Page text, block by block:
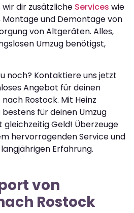
dir zusätzliche Services wie
und Demontage von
von Altgeräten. Alles,
Umzug benötigst,
noch? Kontaktiere uns jetzt
Angebot für deinen
Rostock. Mit Heinz
für deinen Umzug
Geld! Überzeuge
hervorragenden Service und
Erfahrung.
von
Rostock